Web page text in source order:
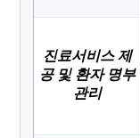
진료서비스 제
공 및 환자 명부
관리